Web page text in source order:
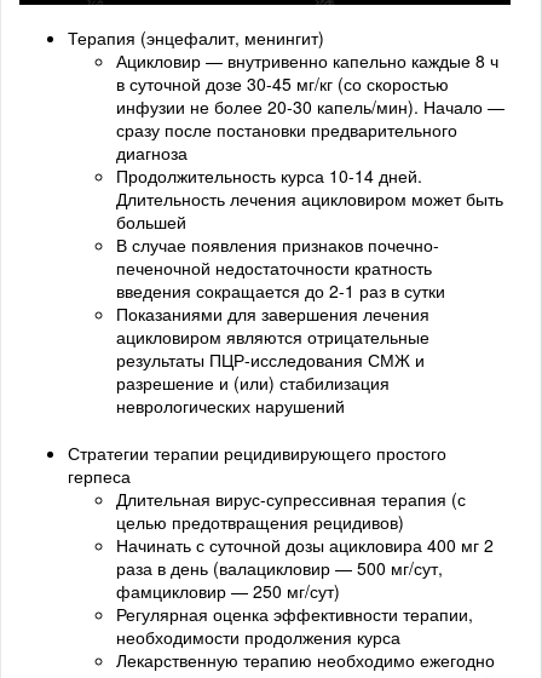
Терапия (энцефалит, менингит)
Ацикловир — внутривенно капельно каждые 8 ч
в суточной дозе 30-45 мг/кг (со скоростью
инфузии не более 20-30 капель/мин). Начало —
сразу после постановки предварительного
диагноза
Продолжительность курса 10-14 дней.
Длительность лечения ацикловиром может быть
большей
В случае появления признаков почечно-
печеночной недостаточности кратность
введения сокращается до 2-1 раз в сутки
Показаниями для завершения лечения
ацикловиром являются отрицательные
результаты ПЦР-исследования СМЖ и
разрешение и (или) стабилизация
неврологических нарушений
Стратегии терапии рецидивирующего простого
герпеса
Длительная вирус-супрессивная терапия (с
целью предотвращения рецидивов)
Начинать с суточной дозы ацикловира 400 мг 2
раза в день (валацикловир — 500 мг/сут,
фамцикловир — 250 мг/сут)
Регулярная оценка эффективности терапии,
необходимости продолжения курса
Лекарственную терапию необходимо ежегодно